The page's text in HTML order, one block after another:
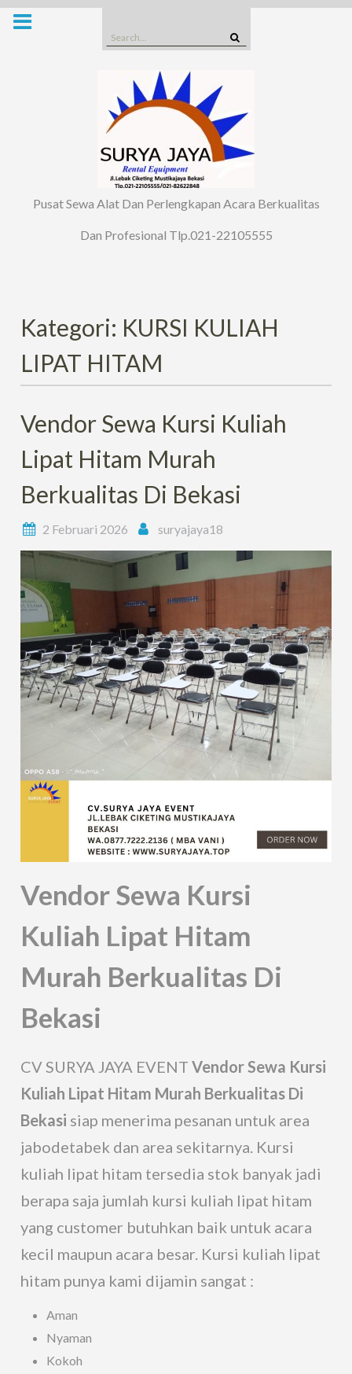
Skip
Search
for:
Pusat Sewa Alat Dan Perlengkapan Acara Berkualitas
Dan Profesional Tlp.021-22105555
Kategori: KURSI KULIAH
LIPAT HITAM
Vendor Sewa Kursi Kuliah
Lipat Hitam Murah
Berkualitas Di Bekasi
2 Februari 2026 suryajaya18
Vendor Sewa Kursi
Kuliah Lipat Hitam
Murah Berkualitas Di
Bekasi
CV SURYA JAYA EVENTVendor Sewa Kursi
Kuliah Lipat Hitam Murah Berkualitas Di
Bekasi siap menerima pesanan untuk area
jabodetabek dan area sekitarnya. Kursi
kuliah lipat hitam tersedia stok banyak jadi
berapa saja jumlah kursi kuliah lipat hitam
yang customer butuhkan baik untuk acara
kecil maupun acara besar. Kursi kuliah lipat
hitam punya kami dijamin sangat :
Aman
Nyaman
Kokoh